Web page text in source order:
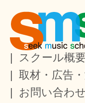
| スクール概要
| 取材・広告
| お問い合わせ